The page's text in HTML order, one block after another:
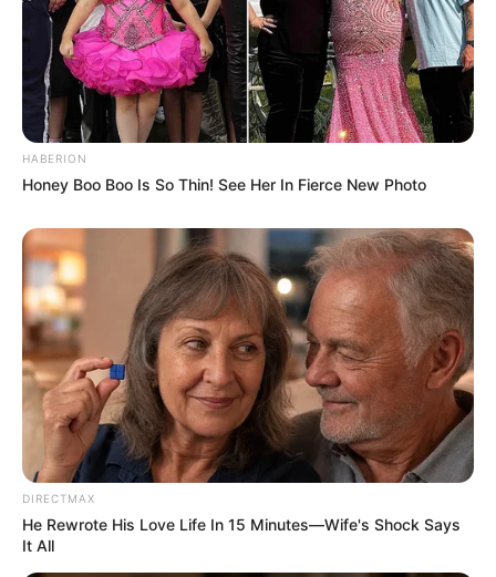
(foto: instagram/nebitaskannn)
10. Berikutnya ada Neriman, ibu mertua Seher yang
tamak diperankan oleh Aysen Sezerel
HABERION
Honey Boo Boo Is So Thin! See Her In Fierce New Photo
DIRECTMAX
He Rewrote His Love Life In 15 Minutes—Wife's Shock Says
It All